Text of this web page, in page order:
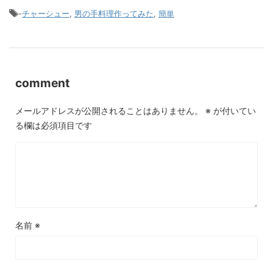
-チャーシュー, 男の手料理作ってみた, 簡単
comment
メールアドレスが公開されることはありません。 ※ が付いてい
る欄は必須項目です
名前 ※